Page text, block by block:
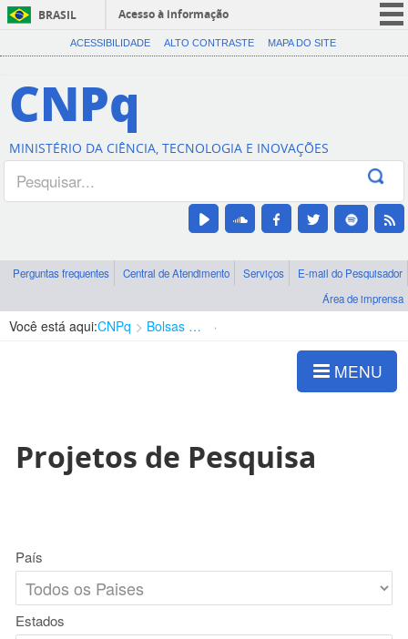
BRASIL
Acesso à informação
CORONAVÍRUS (COVID-19)
Canais
ACESSIBILIDADE ALTO CONTRASTE MAPA DO SITE
CNPq
MINISTÉRIO DA CIÊNCIA, TECNOLOGIA E INOVAÇÕES
Perguntas frequentes Central de Atendimento Serviços
E-mail do Pesquisador
Área de imprensa
Você está aqui:CNPq Bolsas e Auxílios Vigentes
MENU
Projetos de Pesquisa
País
Estados